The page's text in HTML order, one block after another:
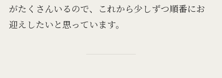
がたくさんいるので、これから少しずつ順番にお
迎えしたいと思っています。